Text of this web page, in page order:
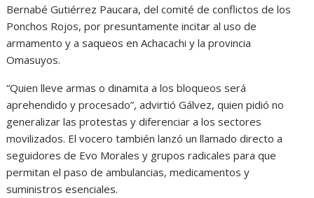
Bernabé Gutiérrez Paucara, del comité de conflictos de los
Ponchos Rojos, por presuntamente incitar al uso de
armamento y a saqueos en Achacachi y la provincia
Omasuyos.
“Quien lleve armas o dinamita a los bloqueos será
aprehendido y procesado”, advirtió Gálvez, quien pidió no
generalizar las protestas y diferenciar a los sectores
movilizados. El vocero también lanzó un llamado directo a
seguidores de Evo Morales y grupos radicales para que
permitan el paso de ambulancias, medicamentos y
suministros esenciales.